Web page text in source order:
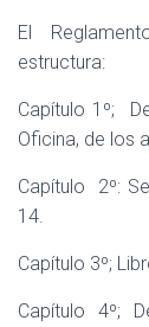
El
estructura:
Capítulo 1º;
Oficina, de los
Capítulo
2º:
14.
Capítulo 3º;
Capítulo 4º;